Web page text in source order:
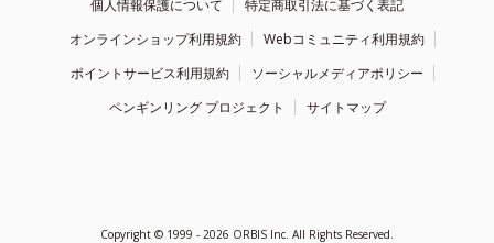
個人情報保護について
特定商取引法に基づく表記
オンラインショップ利用規約
Webコミュニティ利用規約
ポイントサービス利用規約
ソーシャルメディアポリシー
ペンギンリング プロジェクト
サイトマップ
Copyright © 1999 - 2026 ORBIS Inc. All Rights Reserved.